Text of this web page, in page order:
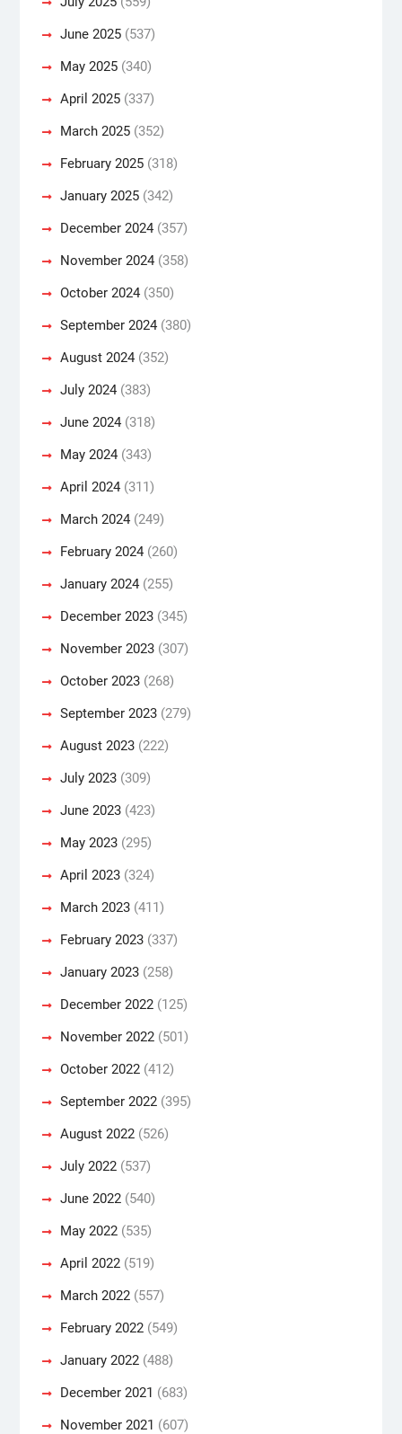
June 2025(537)
May 2025(340)
April 2025(337)
March 2025(352)
February 2025(318)
January 2025(342)
December 2024(357)
November 2024(358)
October 2024(350)
September 2024(380)
August 2024(352)
July 2024(383)
June 2024(318)
May 2024(343)
April 2024(311)
March 2024(249)
February 2024(260)
January 2024(255)
December 2023(345)
November 2023(307)
October 2023(268)
September 2023(279)
August 2023(222)
July 2023(309)
June 2023(423)
May 2023(295)
April 2023(324)
March 2023(411)
February 2023(337)
January 2023(258)
December 2022(125)
November 2022(501)
October 2022(412)
September 2022(395)
August 2022(526)
July 2022(537)
June 2022(540)
May 2022(535)
April 2022(519)
March 2022(557)
February 2022(549)
January 2022(488)
December 2021 (683)
November 2021 (607)